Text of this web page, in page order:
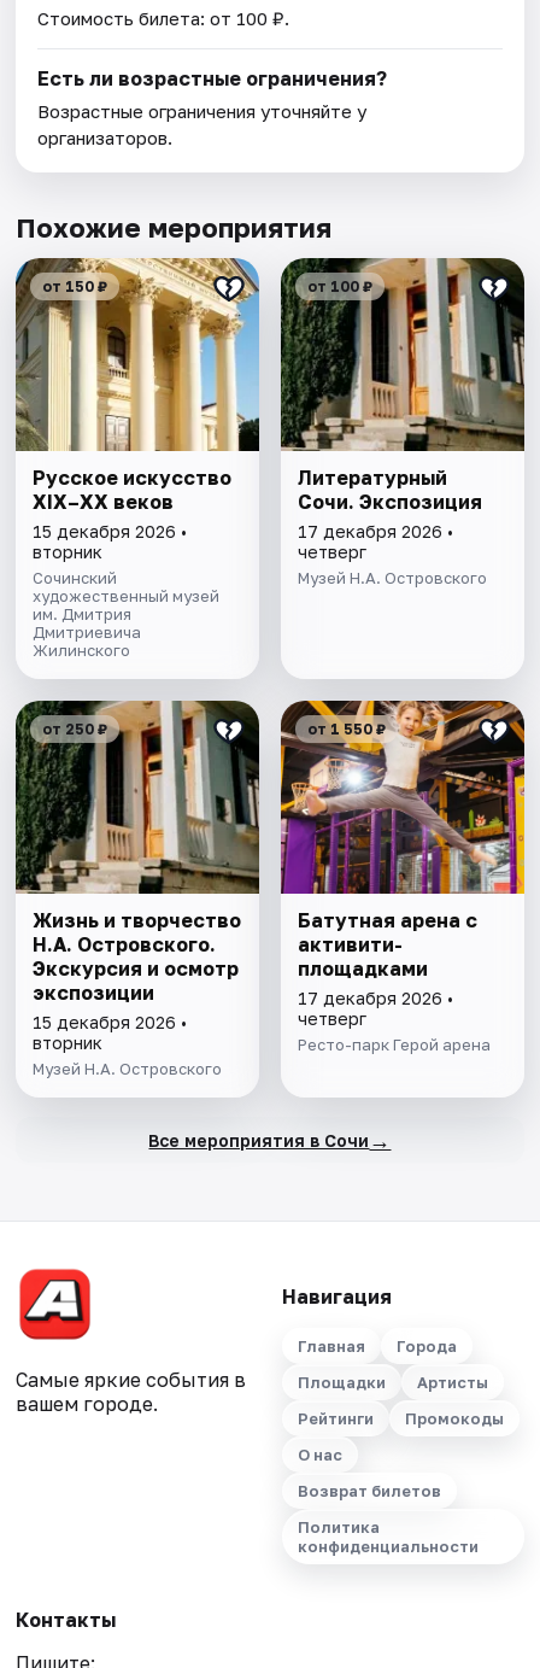
Стоимость билета: от 100 ₽.
Есть ли возрастные ограничения?
Возрастные ограничения уточняйте у
организаторов.
Похожие мероприятия
от 150 ₽
Русское искусство
XIX–XX веков
15 декабря 2026 •
вторник
Сочинский
художественный музей
им. Дмитрия
Дмитриевича
Жилинского
от 100 ₽
Литературный
Сочи. Экспозиция
17 декабря 2026 •
четверг
Музей Н.А. Островского
от 250 ₽
Жизнь и творчество
Н.А. Островского.
Экскурсия и осмотр
экспозиции
15 декабря 2026 •
вторник
Музей Н.А. Островского
от 1 550 ₽
Батутная арена с
активити-
площадками
17 декабря 2026 •
четверг
Ресто-парк Герой арена
Все мероприятия в Сочи →
Самые яркие события в
вашем городе.
Навигация
Главная
Города
Площадки
Артисты
Рейтинги
Промокоды
О нас
Возврат билетов
Политика
конфиденциальности
Контакты